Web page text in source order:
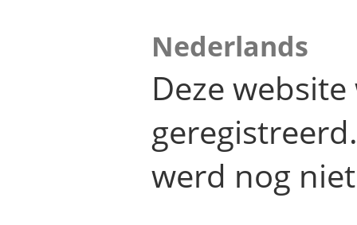
Nederlands
Deze
werd nog